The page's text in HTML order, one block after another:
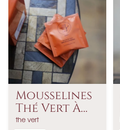
Mousselines
Thé Vert À
La...
the vert